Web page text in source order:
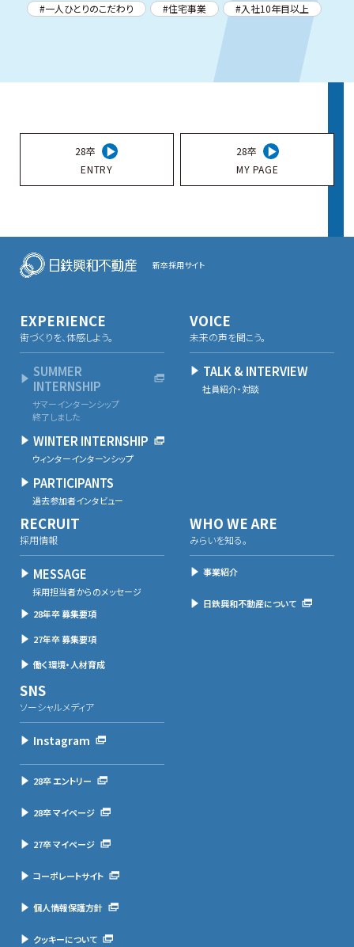
一人ひとりのこだわり
住宅事業
入社10年目以上
28卒
ENTRY
28卒
MY PAGE
新卒採用サイト
EXPERIENCE
街づくりを、体感しよう。
SUMMER
INTERNSHIP
サマーインターンシップ
終了しました
WINTER INTERNSHIP
ウィンターインターンシップ
PARTICIPANTS
過去参加者インタビュー
VOICE
未来の声を聞こう。
TALK & INTERVIEW
社員紹介・対談
RECRUIT
採用情報
MESSAGE
採用担当者からのメッセージ
28年卒 募集要項
27年卒 募集要項
働く環境・人材育成
WHO WE ARE
みらいを知る。
事業紹介
日鉄興和不動産について
SNS
ソーシャルメディア
Instagram
28卒 エントリー
28卒 マイページ
27卒 マイページ
コーポレートサイト
個人情報保護方針
クッキーについて